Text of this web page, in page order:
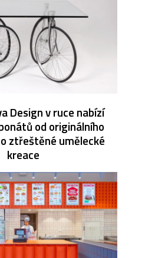
Design v ruce nabízí
od originálního
ztřeštěné umělecké
kreace